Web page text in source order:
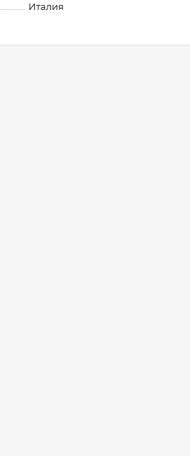
Италия